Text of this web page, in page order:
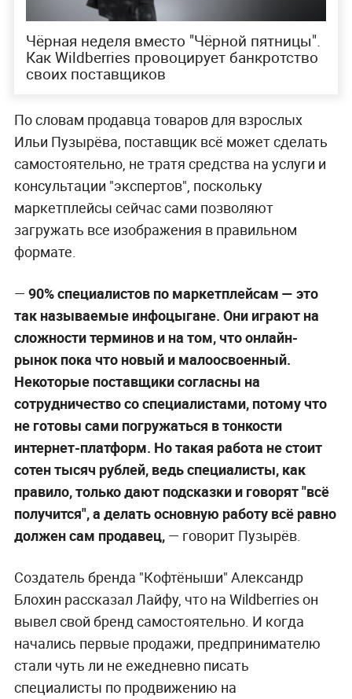
Чёрная неделя вместо "Чёрной пятницы".
Как Wildberries провоцирует банкротство
своих поставщиков
По словам продавца товаров для взрослых
Ильи Пузырёва, поставщик всё может сделать
самостоятельно, не тратя средства на услуги и
консультации "экспертов", поскольку
маркетплейсы сейчас сами позволяют
загружать все изображения в правильном
формате.
— 90% специалистов по маркетплейсам — это
так называемые инфоцыгане. Они играют на
сложности терминов и на том, что онлайн-
рынок пока что новый и малоосвоенный.
Некоторые поставщики согласны на
сотрудничество со специалистами, потому что
не готовы сами погружаться в тонкости
интернет-платформ. Но такая работа не стоит
сотен тысяч рублей, ведь специалисты, как
правило, только дают подсказки и говорят "всё
получится", а делать основную работу всё равно
должен сам продавец,— говорит Пузырёв.
Создатель бренда "Кофтёныши" Александр
Блохин рассказал Лайфу, что на Wildberries он
вывел свой бренд самостоятельно. И когда
начались первые продажи, предпринимателю
стали чуть ли не ежедневно писать
специалисты по продвижению на